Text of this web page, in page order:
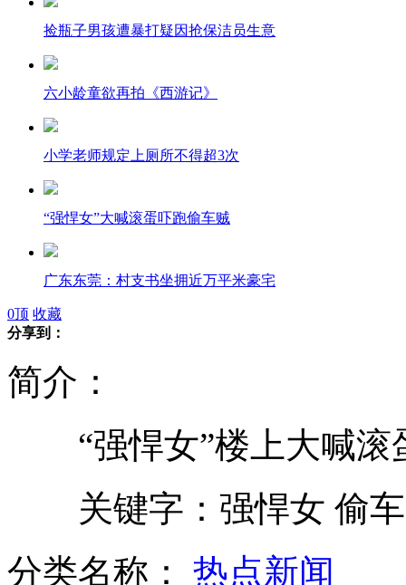
捡瓶子男孩遭暴打疑因抢保洁员生意
六小龄童欲再拍《西游记》
小学老师规定上厕所不得超3次
“强悍女”大喊滚蛋吓跑偷车贼
广东东莞：村支书坐拥近万平米豪宅
无锡楼盘房价跳水 16000跌至6900
实拍怀孕女子为堕胎卖淫挣钱
0顶 收藏
分享到：
简介：
“强悍女”楼上大喊滚
关键字：强悍女 偷
分类名称： 热点新闻